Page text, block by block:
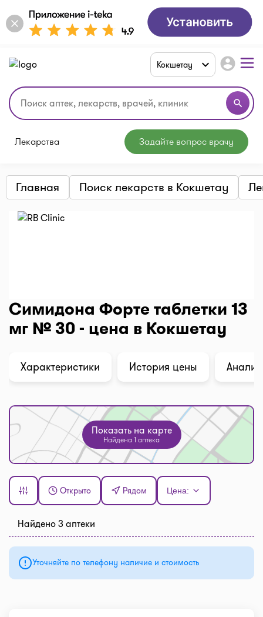
search
Кокшетау account_circle
Лекарства Задайте вопрос врачу
Главная Поиск лекарств в Кокшетау
Симидона Форте таблетки 13
мг № 30 - цена в Кокшетау
Характеристики История цены
Показать на карте
Найдена 1 аптека
Открыто Рядом Цена:
Найдено 3 аптеки
Уточняйте по телефону наличие и стоимость